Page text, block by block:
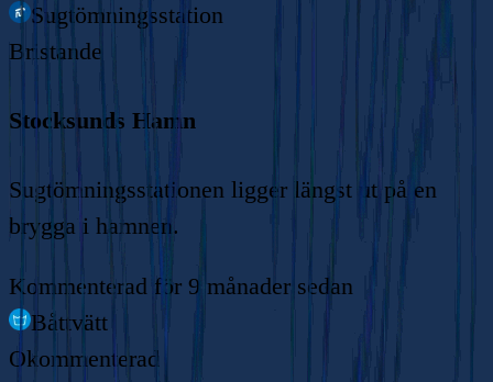
Sugtömningsstation
Bristande
Stocksunds Hamn
Sugtömningsstationen ligger längst ut på en
brygga i hamnen.
Kommenterad för 9 månader sedan
Båttvätt
Okommenterad